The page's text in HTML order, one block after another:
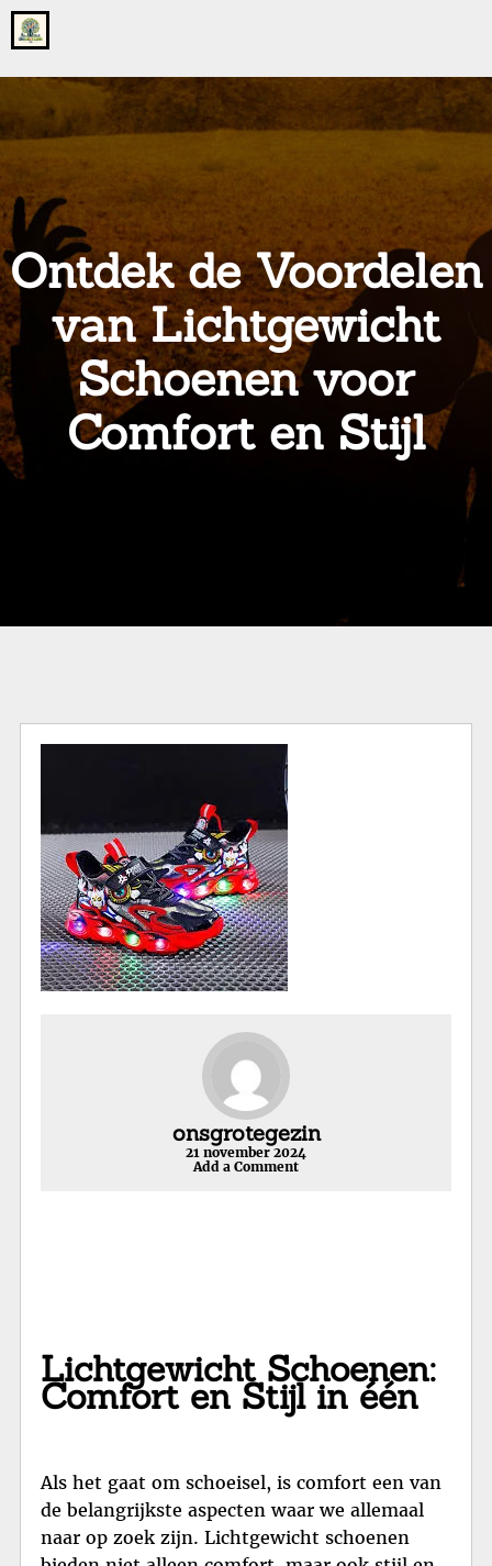
Go
to
home
onsgrotegezin.nl
Ontdek de Voordelen
van Lichtgewicht
Schoenen voor
Comfort en Stijl
onsgrotegezin
21 november 2024
Add a Comment
Lichtgewicht Schoenen:
Comfort en Stijl in één
Als het gaat om schoeisel, is comfort een van
de belangrijkste aspecten waar we allemaal
naar op zoek zijn. Lichtgewicht schoenen